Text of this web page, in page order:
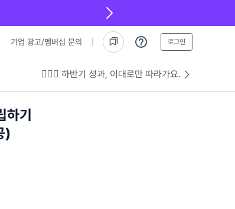
기업 광고/멤버십 문의 로그인
💁🏻‍♂️ 하반기 성과, 이대로만 따라가요.
기
)